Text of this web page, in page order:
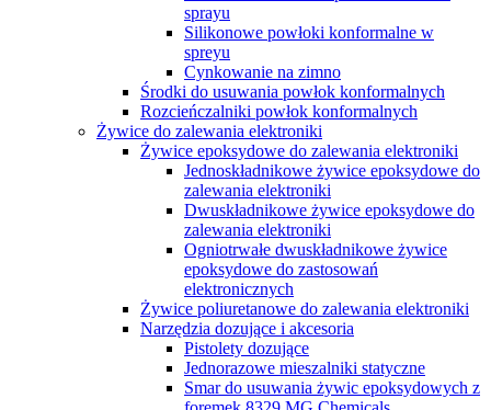
sprayu
Silikonowe powłoki konformalne w
spreyu
Cynkowanie na zimno
Środki do usuwania powłok konformalnych
Rozcieńczalniki powłok konformalnych
Żywice do zalewania elektroniki
Żywice epoksydowe do zalewania elektroniki
Jednoskładnikowe żywice epoksydowe do
zalewania elektroniki
Dwuskładnikowe żywice epoksydowe do
zalewania elektroniki
Ogniotrwałe dwuskładnikowe żywice
epoksydowe do zastosowań
elektronicznych
Żywice poliuretanowe do zalewania elektroniki
Narzędzia dozujące i akcesoria
Pistolety dozujące
Jednorazowe mieszalniki statyczne
Smar do usuwania żywic epoksydowych z